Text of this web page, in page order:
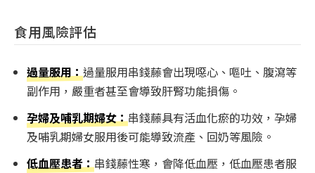
食用風險評估
過量服用：過量服用串錢藤會出現噁心、嘔吐、腹瀉等
副作用，嚴重者甚至會導致肝腎功能損傷。
孕婦及哺乳期婦女：串錢藤具有活血化瘀的功效，孕婦
及哺乳期婦女服用後可能導致流產、回奶等風險。
低血壓患者：串錢藤性寒，會降低血壓，低血壓患者服